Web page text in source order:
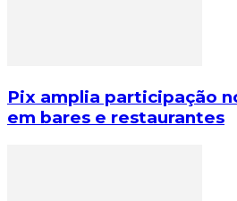
Pix amplia participação
em bares e restaurantes